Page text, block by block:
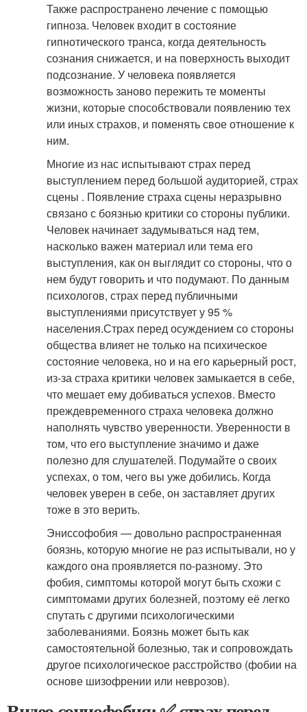
Также распространено лечение с помощью
гипноза. Человек входит в состояние
гипнотического транса, когда деятельность
сознания снижается, и на поверхность выходит
подсознание. У человека появляется
возможность заново пережить те моменты
жизни, которые способствовали появлению тех
или иных страхов, и поменять свое отношение к
ним.
Многие из нас испытывают страх перед
выступлением перед большой аудиторией, страх
сцены . Появление страха сцены неразрывно
связано с боязнью критики со стороны публики.
Человек начинает задумываться над тем,
насколько важен материал или тема его
выступления, как он выглядит со стороны, что о
нем будут говорить и что подумают. По данным
психологов, страх перед публичными
выступлениями присутствует у 95 %
населения.Страх перед осуждением со стороны
общества влияет не только на психическое
состояние человека, но и на его карьерный рост,
из-за страха критики человек замыкается в себе,
что мешает ему добиваться успехов. Вместо
преждевременного страха человека должно
наполнять чувство уверенности. Уверенности в
том, что его выступление значимо и даже
полезно для слушателей. Подумайте о своих
успехах, о том, чего вы уже добились. Когда
человек уверен в себе, он заставляет других
тоже в это верить.
Эниссофобия — довольно распространенная
боязнь, которую многие не раз испытывали, но у
каждого она проявляется по-разному. Это
фобия, симптомы которой могут быть схожи с
симптомами других болезней, поэтому её легко
спутать с другими психологическими
заболеваниями. Боязнь может быть как
самостоятельной болезнью, так и сопровождать
другое психологическое расстройство (фобии на
основе шизофрении или неврозов).